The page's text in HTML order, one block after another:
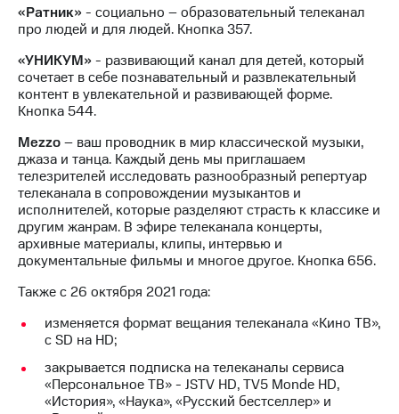
Страхование
полисов
онлайн
Скидка 30%
С картой
МТС
Деньги
МТС
Накопления
деньги
доход 15%
и
переводы
Тарифы
RED,
РИИЛ
и МТС Супер
дешевле
при оплате
с карты
МТС Деньги
Обзоры
товаров
Скидки
до 40%
покупке
со связью
МТС
«Ратник»- социально – образовательный телеканал
про людей и для людей. Кнопка 357.
«УНИКУМ»- развивающий канал для детей, который
сочетает в себе познавательный и развлекательный
контент в увлекательной и развивающей форме.
Кнопка 544.
Mezzo– ваш проводник в мир классической музыки,
джаза и танца. Каждый день мы приглашаем
телезрителей исследовать разнообразный репертуар
телеканала в сопровождении музыкантов и
исполнителей, которые разделяют страсть к классике и
другим жанрам. В эфире телеканала концерты,
архивные материалы, клипы, интервью и
документальные фильмы и многое другое. Кнопка 656.
Также с 26 октября 2021 года:
изменяется формат вещания телеканала «Кино ТВ»,
с SD на HD;
закрывается подписка на телеканалы сервиса
«Персональное ТВ» - JSTV HD, TV5 Monde HD,
«История», «Наука», «Русский бестселлер» и